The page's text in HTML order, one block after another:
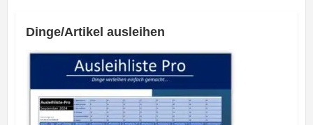
Dinge/Artikel ausleihen